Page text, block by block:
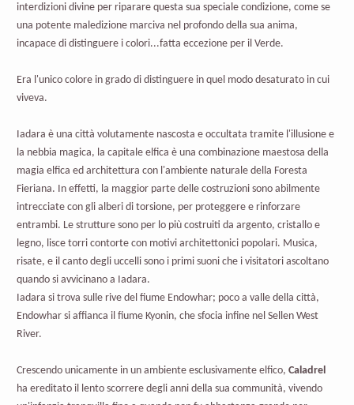
interdizioni divine per riparare questa sua speciale condizione, come se
una potente maledizione marciva nel profondo della sua anima,
incapace di distinguere i colori...fatta eccezione per il Verde.
Era l'unico colore in grado di distinguere in quel modo desaturato in cui
viveva.
Iadara è una città volutamente nascosta e occultata tramite l'illusione e
la nebbia magica, la capitale elfica è una combinazione maestosa della
magia elfica ed architettura con l'ambiente naturale della Foresta
Fieriana. In effetti, la maggior parte delle costruzioni sono abilmente
intrecciate con gli alberi di torsione, per proteggere e rinforzare
entrambi. Le strutture sono per lo più costruiti da argento, cristallo e
legno, lisce torri contorte con motivi architettonici popolari. Musica,
risate, e il canto degli uccelli sono i primi suoni che i visitatori ascoltano
quando si avvicinano a Iadara.
Iadara si trova sulle rive del fiume Endowhar; poco a valle della città,
Endowhar si affianca il fiume Kyonin, che sfocia infine nel Sellen West
River.
Crescendo unicamente in un ambiente esclusivamente elfico, Caladrel
ha ereditato il lento scorrere degli anni della sua communità, vivendo